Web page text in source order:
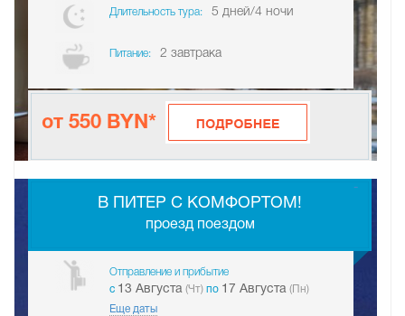
Длительность тура: 5 дней/4 ночи
Питание: 2 завтрака
от 550 BYN*
В ПИТЕР С КОМФОРТОМ!
проезд поездом
Отправление и прибытие
c 13 Августа (Чт) по 17 Августа (Пн)
Еще даты
-